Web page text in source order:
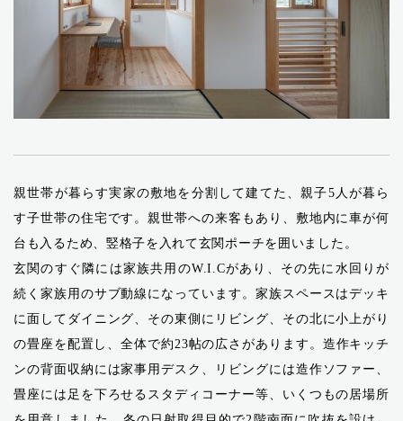
親世帯が暮らす実家の敷地を分割して建てた、親子5人が暮ら
す子世帯の住宅です。親世帯への来客もあり、敷地内に車が何
台も入るため、竪格子を入れて玄関ポーチを囲いました。
玄関のすぐ隣には家族共用のW.I.Cがあり、その先に水回りが
続く家族用のサブ動線になっています。家族スペースはデッキ
に面してダイニング、その東側にリビング、その北に小上がり
の畳座を配置し、全体で約23帖の広さがあります。造作キッチ
ンの背面収納には家事用デスク、リビングには造作ソファー、
畳座には足を下ろせるスタディコーナー等、いくつもの居場所